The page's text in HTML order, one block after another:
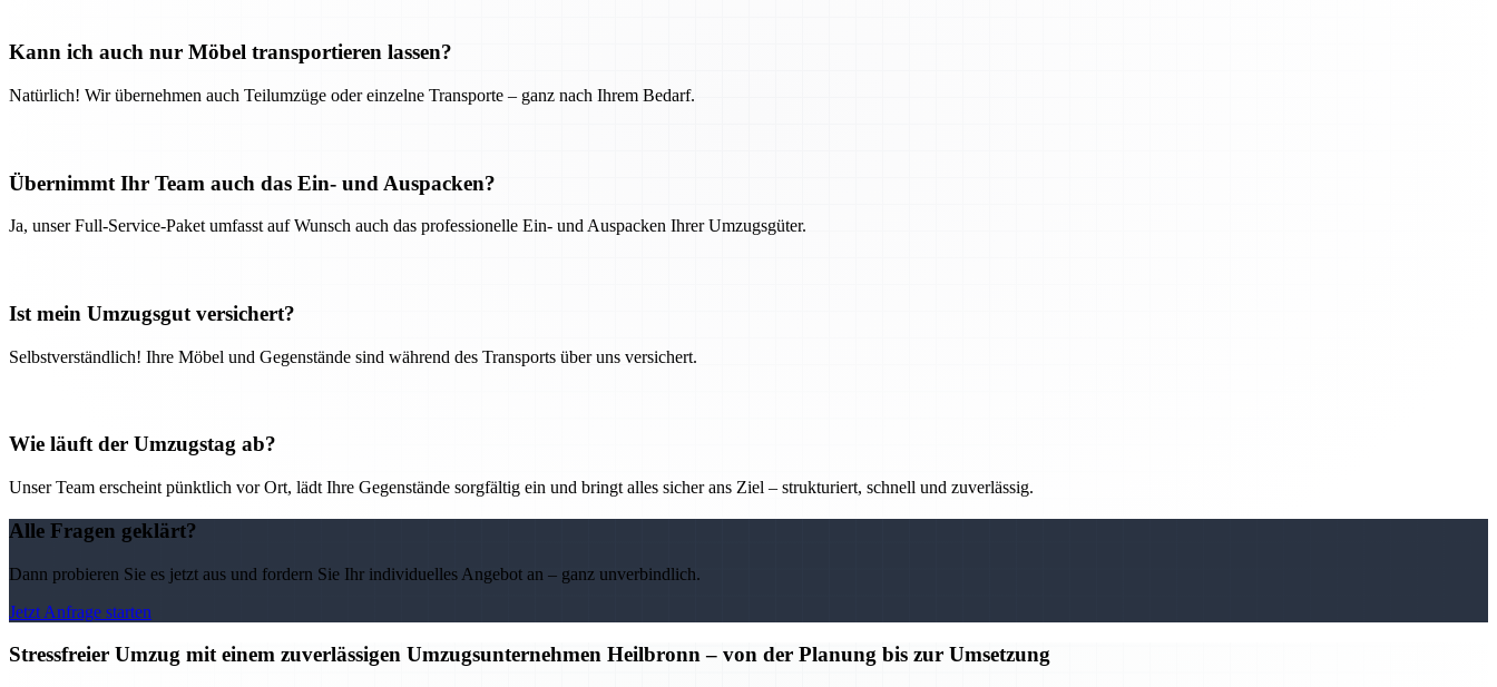
Kann ich auch nur Möbel transportieren lassen?
Natürlich! Wir übernehmen auch Teilumzüge oder einzelne Transporte – ganz nach Ihrem Bedarf.
Übernimmt Ihr Team auch das Ein- und Auspacken?
Ja, unser Full-Service-Paket umfasst auf Wunsch auch das professionelle Ein- und Auspacken Ihrer Umzugsgüter.
Ist mein Umzugsgut versichert?
Selbstverständlich! Ihre Möbel und Gegenstände sind während des Transports über uns versichert.
Wie läuft der Umzugstag ab?
Unser Team erscheint pünktlich vor Ort, lädt Ihre Gegenstände sorgfältig ein und bringt alles sicher ans Ziel – strukturiert, schnell und zuverlässig.
Alle Fragen geklärt?
Dann probieren Sie es jetzt aus und fordern Sie Ihr individuelles Angebot an – ganz unverbindlich.
Jetzt Anfrage starten
Stressfreier Umzug mit einem zuverlässigen Umzugsunternehmen Heilbronn – von der Planung bis zur Umsetzung